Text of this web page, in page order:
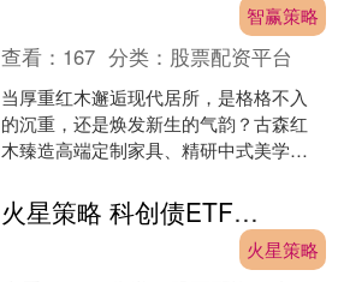
智赢策略
查看： 167 分类： 股票配资平台
当厚重红木邂逅现代居所，是格格不入
的沉重，还是焕发新生的气韵？古森红
木臻造高端定制家具、精研中式美学范
之间，在七分古韵与三分新....火星策略 科创债ETF华夏(551550)冲击4连涨，产品扩容或带来一定机会
火星策略